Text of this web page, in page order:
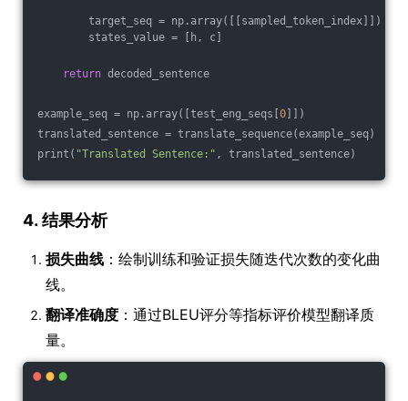
target_seq = np.array([[sampled_token_index]])
states_value = [h, c]
return decoded_sentence
example_seq = np.array([test_eng_seqs[ 0 ]])
translated_sentence = translate_sequence(example_seq)
print( "Translated Sentence:" , translated_sentence)
4. 结果分析
损失曲线 ：绘制训练和验证损失随迭代次数的变化曲
线。
翻译准确度 ：通过BLEU评分等指标评价模型翻译质
量。